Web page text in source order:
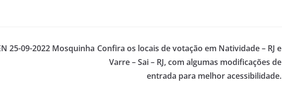
25-09-2022 Mosquinha Confira os locais de votação em Natividade – RJ e
Varre – Sai – RJ, com algumas modificações de
entrada para melhor acessibilidade.